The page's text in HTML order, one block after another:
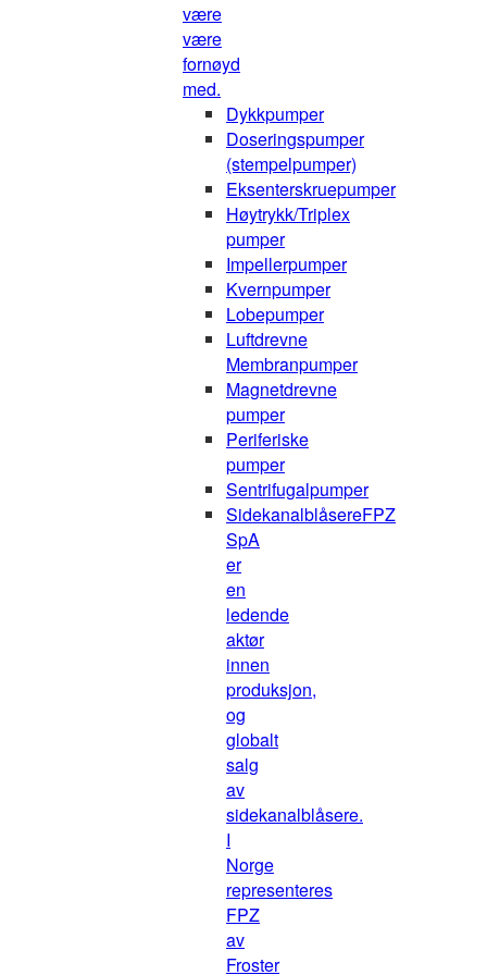
være
være
fornøyd
med.
Dykkpumper
Doseringspumper
(stempelpumper)
Eksenterskruepumper
Høytrykk/Triplex
pumper
Impellerpumper
Kvernpumper
Lobepumper
Luftdrevne
Membranpumper
Magnetdrevne
pumper
Periferiske
pumper
Sentrifugalpumper
SidekanalblåsereFPZ
SpA
er
en
ledende
aktør
innen
produksjon,
og
globalt
salg
av
sidekanalblåsere.
I
Norge
representeres
FPZ
av
Froster